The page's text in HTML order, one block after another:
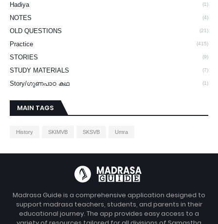
Hadiya (1)
NOTES (4)
OLD QUESTIONS (21)
Practice (415)
STORIES (9)
STUDY MATERIALS (7)
Story/ഗുണപാഠ കഥ (1)
MAIN TAGS
History SKIMVB SKSVB Umra
Madrasa Guide is a comprehensive application designed to
support madrasa teachers, students, and parents in their
educational journey. The app provides easy access to a